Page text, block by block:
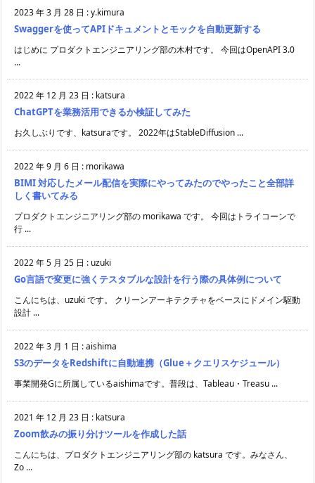
2023 年 3 月 28 日 :y.kimura
Swaggerを使ってAPIドキュメントとモックを自動更新する
はじめに プロダクトエンジニアリング部の木村です。 今回はOpenAPI 3.0
...
2022 年 12 月 23 日 : katsura
ChatGPTを業務活用できるか検証してみた
お久しぶりです、katsuraです。 2022年はStableDiffusion ...
2022 年 9 月 6 日 : morikawa
BIMI 対応したメール配信を実際にやってみたのでやったこと全部詳
しく書いてみる
プロダクトエンジニアリング部の morikawa です。 今回はトライコーンで
行 ...
2022 年 5 月 25 日 : uzuki
Go言語で変更に強くテスタブルな設計を行う際の具体例について
こんにちは、uzuki です。 クリーンアーキテクチャをベースにドメイン駆動
設計 ...
2022 年 3 月 1 日 :aishima
S3のデータをRedshiftに自動連携（Glue＋クエリスケジュール）
事業開発Gに所属しているaishimaです。普段は、Tableau・Treasu ...
2021 年 12 月 23 日 : katsura
Zoom飲みの振り分けツールを作成した話
こんにちは、プロダクトエンジニアリング部の katsura です。みなさん、
Zo ...